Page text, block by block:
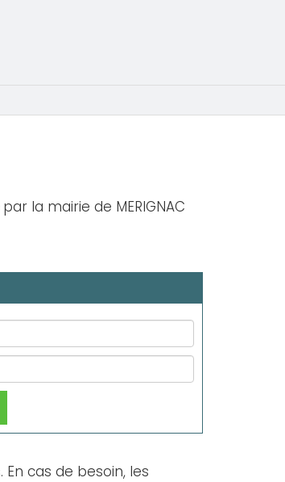
la mairie de MERIGNAC
cas de besoin, les